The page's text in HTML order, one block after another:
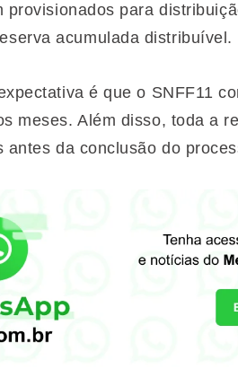
provisionados para
acumulada distribuível.
é que o SNFF11
meses. Além disso, toda a
antes da conclusão do